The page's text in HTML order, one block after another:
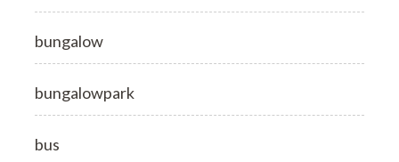
bungalow
bungalowpark
bus